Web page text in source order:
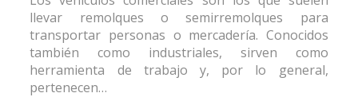
llevar remolques o semirremolques para
transportar personas o mercadería. Conocidos
también como industriales, sirven como
herramienta de trabajo y, por lo general,
pertenecen…